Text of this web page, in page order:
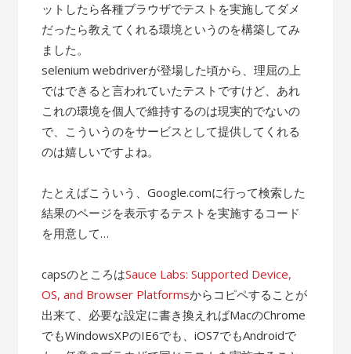
ットしたら各種ブラウザでテストを実施してダメ
だったら教えてくれる環境というのを構築してみ
ました。
selenium webdriverが登場した頃から、理屈の上
ではできると言われていたテストですけど、あれ
これの環境を個人で維持するのは現実的でないの
で、こういうのをサービスとして提供してくれる
のは嬉しいですよね。
たとえばこういう、Google.comに行って検索した
結果のページを表示するテストを実施するコード
を用意して…
capsのところはSauce Labs: Supported Device,
OS, and Browser Platformsからコピペすることが
出来て、必要な設定に書き換えればMacのChrome
でもWindowsXPのIE6でも、iOS7でもAndroidで